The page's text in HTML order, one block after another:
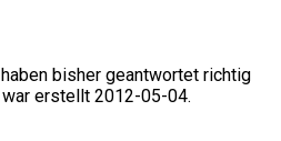
bisher geantwortet richtig
erstellt 2012-05-04.